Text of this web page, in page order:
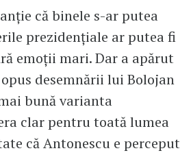
că binele s-ar putea
prezidențiale ar putea fi
emoții mari. Dar a apărut
desemnării lui Bolojan
bună varianta
clar pentru toată lumea
că Antonescu e perceput